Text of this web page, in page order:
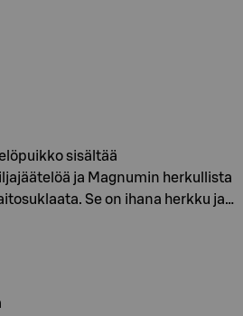
sisältää
ja Magnumin herkullista
Se on ihana herkku ja…